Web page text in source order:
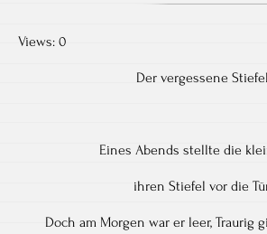
Views: 0
Der vergessene Stiefel
Eines Abends stellte die
ihren Stiefel vor die
Doch am Morgen war er leer, Traurig